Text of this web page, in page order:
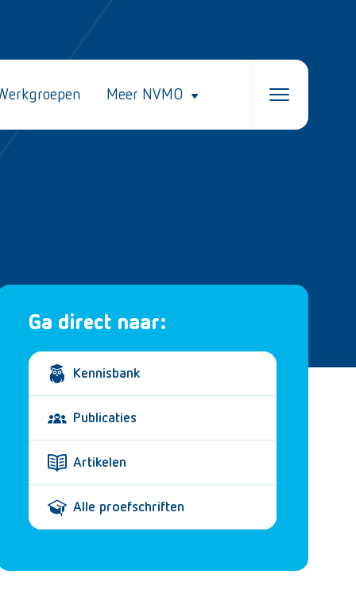
Meer NVMO
Ga direct naar:
Kennisbank
Publicaties
Artikelen
Alle proefschriften